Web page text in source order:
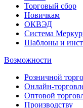
Торговый сбор
Новичкам
ОКВЭД
Система
Шаблоны и
Возможности
Розничной
Онлайн-
Оптовой
Производству